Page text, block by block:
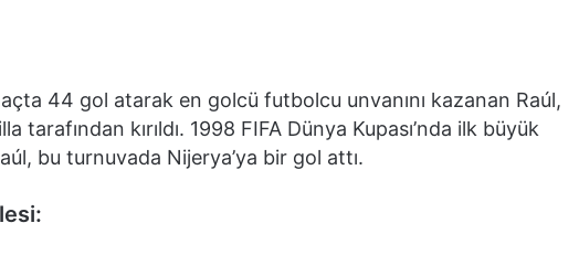
44 gol atarak en golcü futbolcu unvanını kazanan Raúl,
tarafından kırıldı. 1998 FIFA Dünya Kupası’nda ilk büyük
bu turnuvada Nijerya’ya bir gol attı.